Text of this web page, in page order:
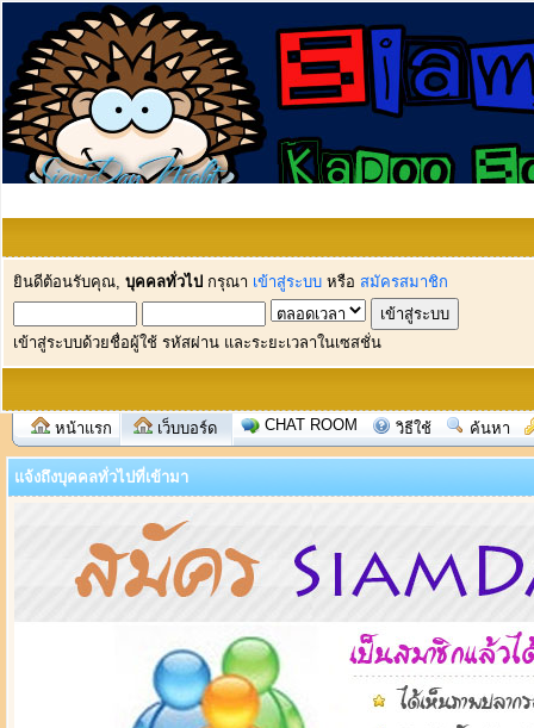
ยินดีต้อนรับคุณ, บุคคลทั่วไป กรุณา เข้าสู่ระบบ หรือ สมัครสมาชิก
เข้าสู่ระบบด้วยชื่อผู้ใช้ รหัสผ่าน และระยะเวลาในเซสชั่น
หน้าแรก เว็บบอร์ด CHAT ROOM วิธีใช้ ค้นหา
แจ้งถึงบุคคลทั่วไปที่เข้ามา